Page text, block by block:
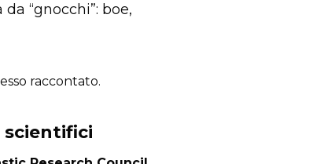
“gnocchi”: boe,
raccontato.
scientifici